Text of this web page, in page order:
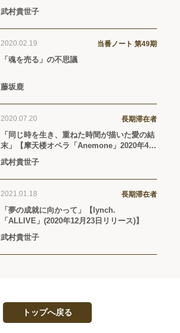
に寄り添ってくれました。」【BUMP OF
CHICKEN「Aurora」（2019年3月15日リリ
ース）】
武村貴世子
2020.02.19 当番ノート 第49期
「魂を売る」の不思議
藤坂鹿
2020.07.20 長期滞在者
「同じ時を生き、重ねた時間が描いた愛の結
末」【摩天楼オペラ「Anemone」2020年4月
22日リリース】
武村貴世子
2021.01.18 長期滞在者
「夢の成就に向かって」【lynch.
「ALLIVE」(2020年12月23日リリース)】
武村貴世子
トップへ戻る